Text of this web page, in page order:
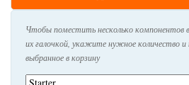
Чтобы поместить несколько компонентов
их галочкой, укажите нужное количество
выбранное в корзину